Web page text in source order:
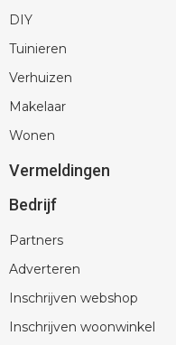
DIY
Tuinieren
Verhuizen
Makelaar
Wonen
Vermeldingen
Bedrijf
Partners
Adverteren
Inschrijven webshop
Inschrijven woonwinkel